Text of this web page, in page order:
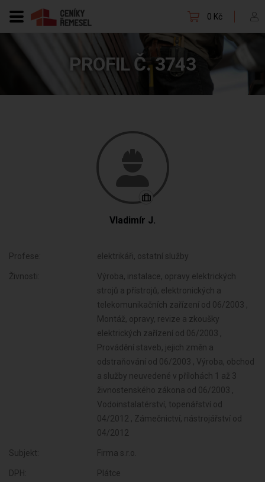
0 Kč
PROFIL Č. 3743
Vladimír J.
Profese: elektrikáři, ostatní služby
Živnosti:
Výroba, instalace, opravy elektrických
strojů a přístrojů, elektronických a
telekomunikačních zařízení od 06/2003 ,
Montáž, opravy, revize a zkoušky
elektrických zařízení od 06/2003 ,
Provádění staveb, jejich změn a
odstraňování od 06/2003 , Výroba, obchod
a služby neuvedené v přílohách 1 až 3
živnostenského zákona od 06/2003 ,
Vodoinstalatérství, topenářství od
04/2012 , Zámečnictví, nástrojářství od
04/2012
Subjekt: Firma s.r.o.
DPH: Plátce